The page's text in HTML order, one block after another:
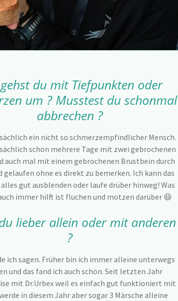
du mit Tiefpunkten oder
um ? Musstest du schonmal
abbrechen ?
ein nicht so schmerzempfindlicher Mensch.
schon mehrere Tage mit zwei gebrochenen
auch mal mit einem gebrochenen Brustbein durch
gelaufen ohne es direkt zu bemerken. Ich kann das
gut ausblenden oder laufe drüber hinweg! Was
immer hilft ist fluchen und motzen darüber 😆
lieber allein oder mit anderen
?
ich sagen. Früher bin ich immer alleine unterwegs
und das fand ich auch schön. Seit letzten Jahr
mit Dr.Urbex weil es einfach gut funktioniert mit
in diesem Jahr aber sogar 3 Märsche alleine